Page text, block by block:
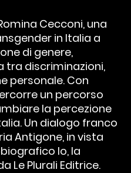
Cecconi, una
in Italia a
di genere,
tra discriminazioni,
personale. Con
un percorso
la percezione
Un dialogo franco
Antigone, in vista
Io, la
Le Plurali Editrice.